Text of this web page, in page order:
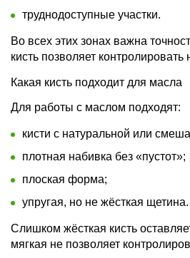
труднодоступные участки.
Во всех этих зонах важна
кисть позволяет контролировать
Какая кисть подходит для масла
Для работы с маслом подходят:
кисти с натуральной или
плотная набивка без «пустот»;
плоская форма;
упругая, но не жёсткая щетина.
Слишком жёсткая кисть
мягкая не позволяет